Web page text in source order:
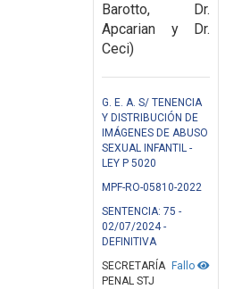
Barotto, Dr.
Apcarian y Dr.
Ceci)
G. E. A. S/ TENENCIA
Y DISTRIBUCIÓN DE
IMÁGENES DE ABUSO
SEXUAL INFANTIL -
LEY P 5020
MPF-RO-05810-2022
SENTENCIA: 75 -
02/07/2024 -
DEFINITIVA
Fallo
SECRETARÍA
PENAL STJ